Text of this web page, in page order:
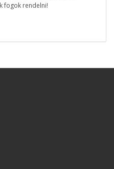
fogok rendelni!
elégedett voltam a